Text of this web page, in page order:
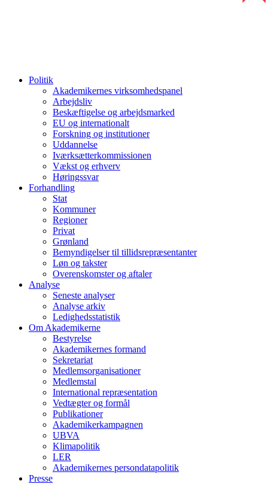
Politik
Akademikernes virksomhedspanel
Arbejdsliv
Beskæftigelse og arbejdsmarked
EU og internationalt
Forskning og institutioner
Uddannelse
Iværksætterkommissionen
Vækst og erhverv
Høringssvar
Forhandling
Stat
Kommuner
Regioner
Privat
Grønland
Bemyndigelser til tillidsrepræsentanter
Løn og takster
Overenskomster og aftaler
Analyse
Seneste analyser
Analyse arkiv
Ledighedsstatistik
Om Akademikerne
Bestyrelse
Akademikernes formand
Sekretariat
Medlemsorganisationer
Medlemstal
International repræsentation
Vedtægter og formål
Publikationer
Akademikerkampagnen
UBVA
Klimapolitik
LER
Akademikernes persondatapolitik
Presse